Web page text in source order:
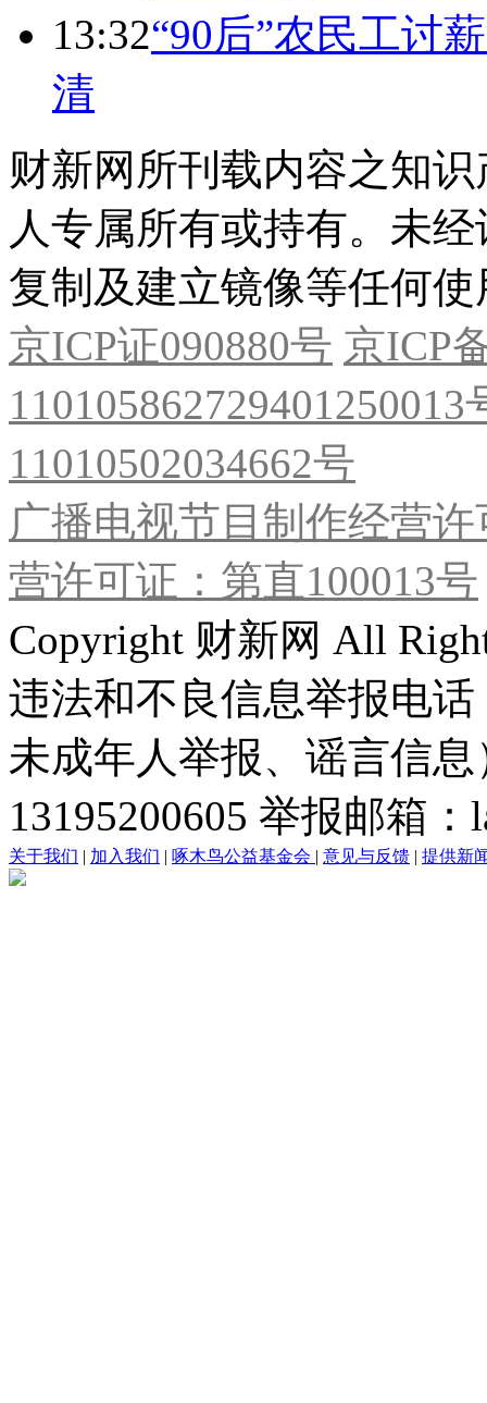
13:32“90后”农民工讨
清
财新网所刊载内容之知
人专属所有或持有。未
复制及建立镜像等任何使
京ICP证090880号 京ICP
11010502034662号
广播电视节目制作经营
营许可证：第直100013号
Copyright 财新网 All
违法和不良信息举报电
未成年人举报、谣言信
13195200605 举报邮箱
关于我们 | 加入我们 | 啄木鸟公益基金会 | 意见与反馈 | 提供新